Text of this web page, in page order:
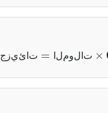
ج ز ي ئ ا ت ا ل م و ل ا ت
المولات 6.022
23